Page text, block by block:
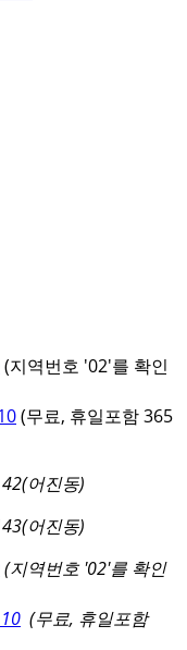
(지역번호 '02'를 확인
(무료, 휴일포함 365
어진동)
어진동)
(지역번호 '02'를 확인
(무료, 휴일포함